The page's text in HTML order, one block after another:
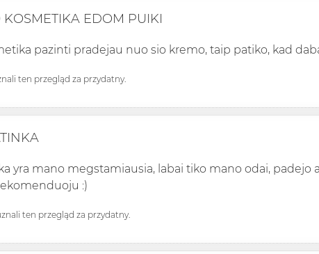
KOSMETIKA EDOM PUIKI
pazinti pradejau nuo sio kremo, taip patiko, kad
ten przegląd za przydatny.
yra mano megstamiausia, labai tiko mano odai, padejo
:)
ten przegląd za przydatny.